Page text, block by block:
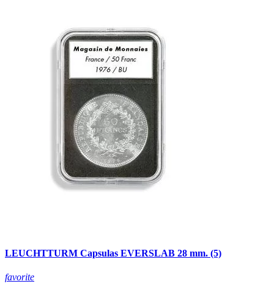
LEUCHTTURM Capsulas EVERSLAB 28 mm. (5)
favorite